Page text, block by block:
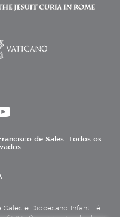
de Sales. Todos os
e Diocesano Infantil é